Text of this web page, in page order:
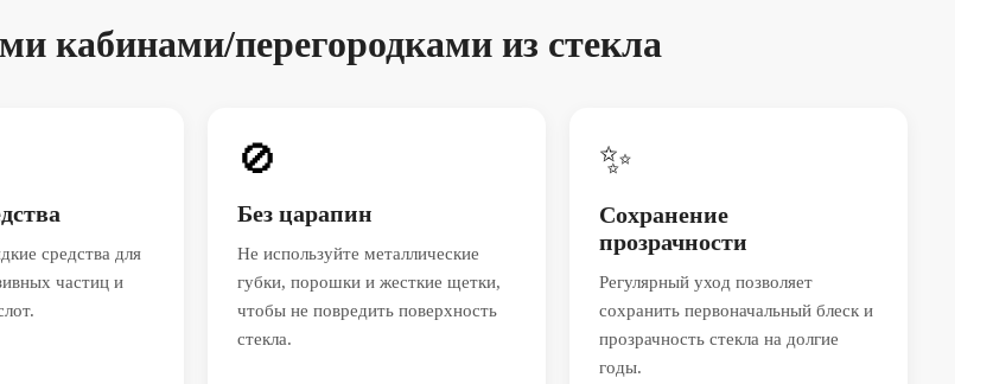
кабинами/перегородками из стекла
средства для
частиц и
🚫
Без царапин
Не используйте металлические
губки, порошки и жесткие щетки,
чтобы не повредить поверхность
стекла.
✨
Сохранение
прозрачности
Регулярный уход позволяет
сохранить первоначальный блеск и
прозрачность стекла на долгие
годы.